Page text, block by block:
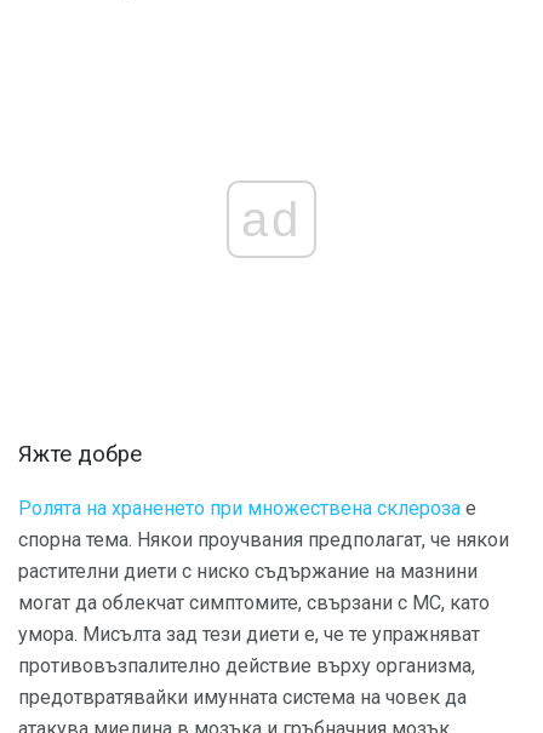
ad
Яжте добре
Ролята на храненето при множествена склероза е
спорна тема. Някои проучвания предполагат, че някои
растителни диети с ниско съдържание на мазнини
могат да облекчат симптомите, свързани с МС, като
умора. Мисълта зад тези диети е, че те упражняват
противовъзпалително действие върху организма,
предотвратявайки имунната система на човек да
атакува миелина в мозъка и гръбначния мозък.